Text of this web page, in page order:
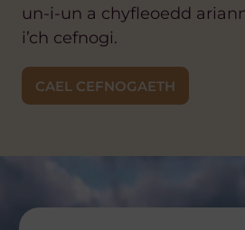
un-i-un a chyfleoedd
i’ch cefnogi.
CAEL CEFNOGAETH